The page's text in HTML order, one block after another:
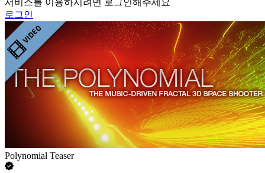
서비스를 이용하시려면 로그인해주세요
로그인
Polynomial Teaser